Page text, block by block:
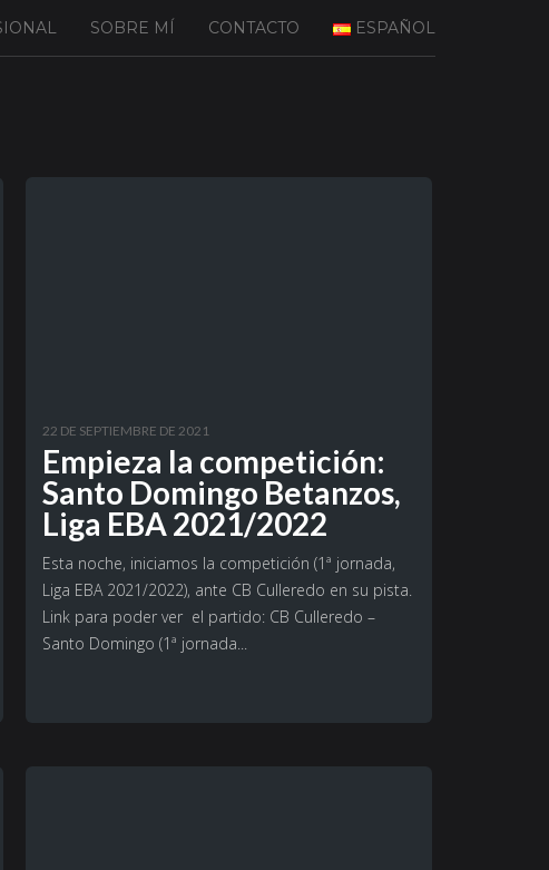
SOBRE MÍ CONTACTO ESPAÑOL
22 DE SEPTIEMBRE DE 2021
Empieza la competición:
Santo Domingo Betanzos,
Liga EBA 2021/2022
Esta noche, iniciamos la competición (1ª jornada,
Liga EBA 2021/2022), ante CB Culleredo en su pista.
Link para poder ver el partido: CB Culleredo –
Santo Domingo (1ª jornada...